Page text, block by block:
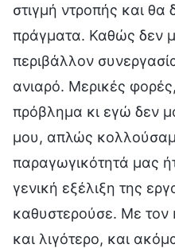
στιγμή ντροπής και θα
πράγματα. Καθώς δεν
περιβάλλον
ανιαρό. Μερικές
πρόβλημα κι εγώ δεν
μου, απλώς
παραγωγικότητά μας
γενική εξέλιξη της
καθυστερούσε. Με τον
και λιγότερο, και